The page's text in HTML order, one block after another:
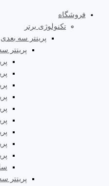
فروشگاه
تکنولوژی برتر
پرینتر سه‌ بعدی
پرینتر
پرینتر